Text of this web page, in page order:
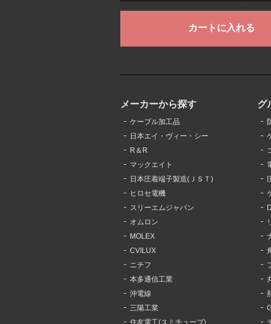
メーカーから探す
ケーブル加工品
日本エイ・ヴィー・シー
R＆R
マックエイト
日本圧着端子製造(ＪＳＴ)
ヒロセ電機
スリーエムジャパン
オムロン
MOLEX
CVILUX
ニチフ
本多通信工業
沖電線
三陽工業
住友電工(スミチューブ)
グ